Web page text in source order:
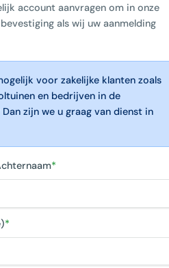
account aanvragen om in onze
als wij uw aanmelding
voor zakelijke klanten zoals
en bedrijven in de
zijn we u graag van dienst in
*
*